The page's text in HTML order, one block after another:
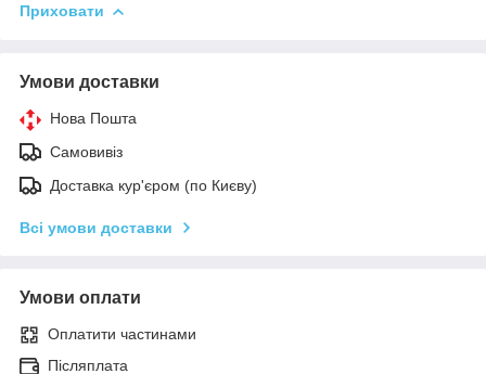
Приховати
Умови доставки
Нова Пошта
Самовивіз
Доставка кур'єром (по Києву)
Всі умови доставки
Умови оплати
Оплатити частинами
Післяплата